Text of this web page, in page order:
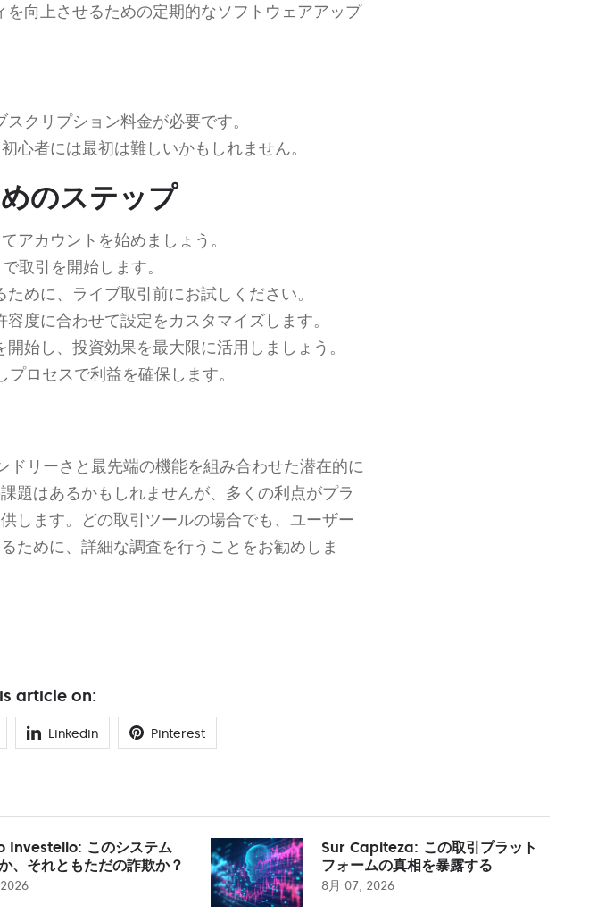
を向上させるための定期的なソフトウェアアップ
クリプション料金が必要です。
心者には最初は難しいかもしれません。
のステップ
アカウントを始めましょう。
取引を開始します。
めに、ライブ取引前にお試しください。
度に合わせて設定をカスタマイズします。
始し、投資効果を最大限に活用しましょう。
ロセスで利益を確保します。
ドリーさと最先端の機能を組み合わせた潜在的に
題はあるかもしれませんが、多くの利点がプラ
します。どの取引ツールの場合でも、ユーザー
ために、詳細な調査を行うことをお勧めしま
article on:
Linkedin Pinterest
Investello: このシステム
、それともただの詐欺か？
Sur Capiteza: この取引プラット
フォームの真相を暴露する
8月 07, 2026